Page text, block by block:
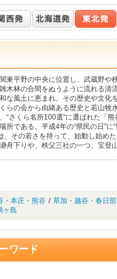
関東平野の中央に位置し、武蔵野や
木林の合間をぬうように流れる清
な風土に恵まれ、その歴史や文化
らの会から由緒ある歴史と若山牧
“さくら名所100選”に選ばれた「
所である。平成4年の“県民の日”に
、その若さを持って、始動し始め
舟下りや、秩父三社の一つ、宝登
・本庄・熊谷 / 草加・越谷・春日部
ヶ島
ワード